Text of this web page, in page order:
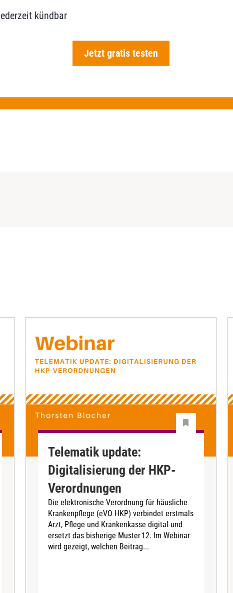
kündbar
Jetzt gratis testen
Telematik update:
Digitalisierung der HKP-
Verordnungen
Die elektronische Verordnung für häusliche
Krankenpflege (eVO HKP) verbindet erstmals
Arzt, Pflege und Krankenkasse digital und
ersetzt das bisherige Muster 12. Im Webinar
wird gezeigt, welchen Beitrag...